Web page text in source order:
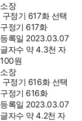
소장
구정기 617화 선택
구정기 617화
등록일 2023.03.07
글자수 약 4.3천 자
100원
소장
구정기 616화 선택
구정기 616화
등록일 2023.03.07
글자수 약 4.2천 자